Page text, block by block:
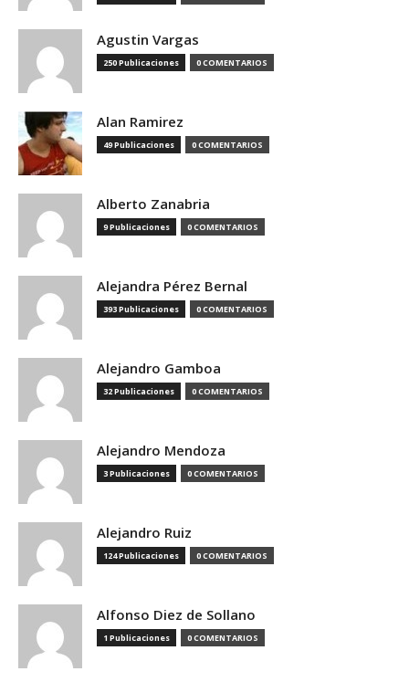
Agustin Vargas
250 Publicaciones 0 COMENTARIOS
Alan Ramirez
49 Publicaciones 0 COMENTARIOS
Alberto Zanabria
9 Publicaciones 0 COMENTARIOS
Alejandra Pérez Bernal
393 Publicaciones 0 COMENTARIOS
Alejandro Gamboa
32 Publicaciones 0 COMENTARIOS
Alejandro Mendoza
3 Publicaciones 0 COMENTARIOS
Alejandro Ruiz
124 Publicaciones 0 COMENTARIOS
Alfonso Diez de Sollano
1 Publicaciones 0 COMENTARIOS